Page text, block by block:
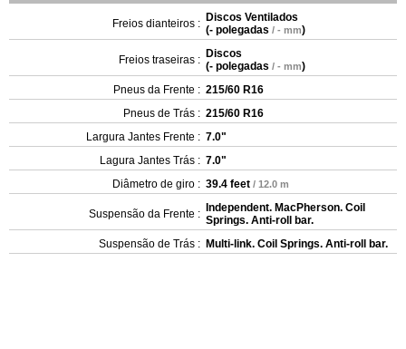
Freios dianteiros : Discos Ventilados
(- polegadas / - mm)
Freios traseiras : Discos
(- polegadas / - mm)
Pneus da Frente : 215/60 R16
Pneus de Trás : 215/60 R16
Largura Jantes Frente : 7.0"
Lagura Jantes Trás : 7.0"
Diâmetro de giro : 39.4 feet / 12.0 m
Suspensão da Frente : Independent. MacPherson. Coil
Springs. Anti-roll bar.
Suspensão de Trás : Multi-link. Coil Springs. Anti-roll bar.